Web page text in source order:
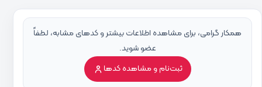
همکار گرامی، برای مشاهده اطلاعات بیشتر و کدهای مشابه، لطفاً
عضو شوید.
ثبت‌نام و مشاهده کدها